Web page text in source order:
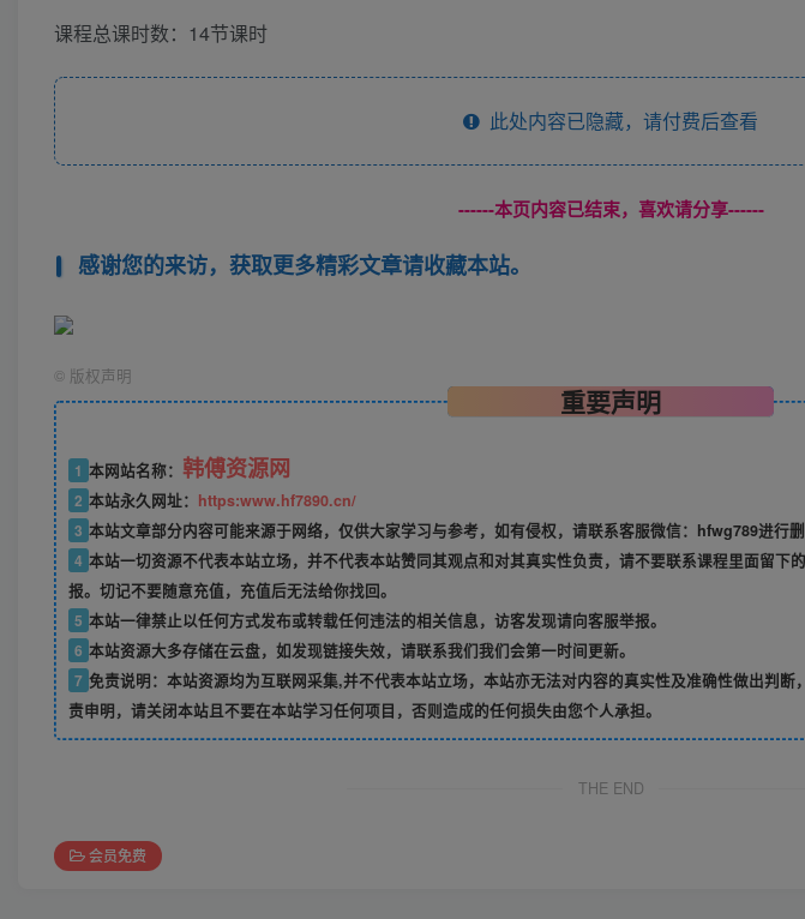
课程总课时数：14节课时
此处内容已隐藏，请付费后查看
------本页内容已结束，喜欢请分享------
感谢您的来访，获取更多精彩文章请收藏本站。
© 版权声明
重要声明
1 本网站名称： 韩傅资源网
2 本站永久网址： https:www.hf7890.cn/
3 本站文章部分内容可能来源于网络，仅供大家学习与参考，如有侵权，请联系客服微信：hfwg789进行删
4 本站一切资源不代表本站立场，并不代表本站赞同其观点和对其真实性负责，请不要联系课程里面留下
报。切记不要随意充值，充值后无法给你找回。
5 本站一律禁止以任何方式发布或转载任何违法的相关信息，访客发现请向客服举报。
6 本站资源大多存储在云盘，如发现链接失效，请联系我们我们会第一时间更新。
7 免责说明：本站资源均为互联网采集,并不代表本站立场，本站亦无法对内容的真实性及准确性做出判
责申明，请关闭本站且不要在本站学习任何项目，否则造成的任何损失由您个人承担。
THE END
会员免费